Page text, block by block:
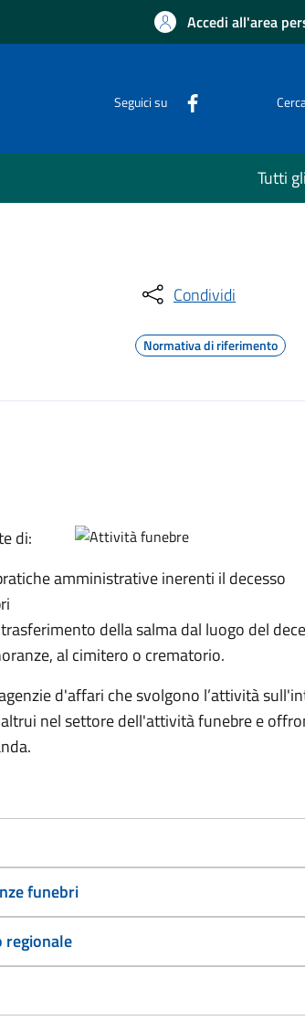
Accedi all'area
Seguici su
Tutti
Condividi
Normativa di riferimento
di:
amministrative inerenti il decesso
della salma dal luogo del
al cimitero o crematorio.
d'affari che svolgono l’attività
nel settore dell'attività funebre e
funebri
regionale